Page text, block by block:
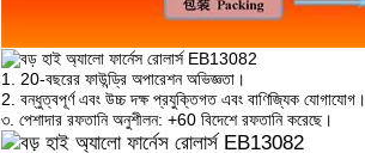
1. 20-বছরের ফাউন্ড্রি অপারেশন অভিজ্ঞতা।
2. বন্ধুত্বপূর্ণ এবং উচ্চ দক্ষ প্রযুক্তিগত এবং বাণিজ্যিক যোগাযোগ।
৩. পেশাদার রফতানি অনুশীলন: +60 বিদেশে রফতানি করেছে।